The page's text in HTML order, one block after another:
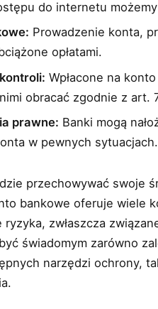
do internetu
Prowadzenie konta,
opłatami.
Wpłacone na
obracać zgodnie z art.
prawne: Banki mogą
w pewnych sytuacjach.
przechowywać swoje
bankowe oferuje wiele
zwłaszcza
świadomym zarówno
narzędzi ochrony,